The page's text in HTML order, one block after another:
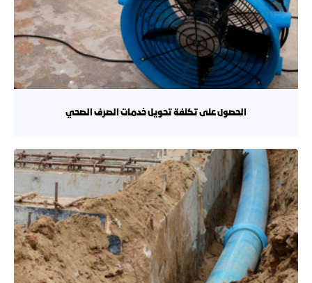
الحصول على تكلفة تحويل خدمات الصرف الصحي